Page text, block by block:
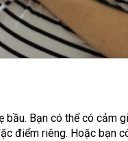
Bạn có thể có cảm
điểm riêng. Hoặc bạn